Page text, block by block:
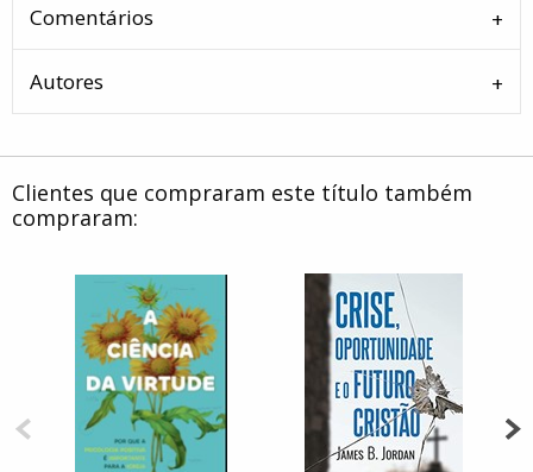
Comentários
Autores
Clientes que compraram este título também
compraram: